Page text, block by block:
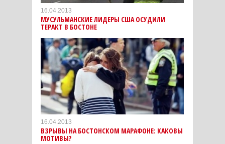
16.04.2013
МУСУЛЬМАНСКИЕ ЛИДЕРЫ США ОСУДИЛИ
ТЕРАКТ В БОСТОНЕ
16.04.2013
ВЗРЫВЫ НА БОСТОНСКОМ МАРАФОНЕ: КАКОВЫ
МОТИВЫ?